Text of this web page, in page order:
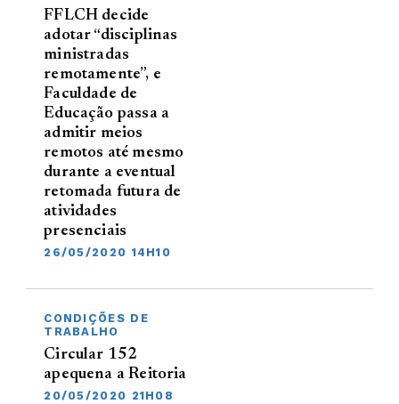
FFLCH decide
adotar “disciplinas
ministradas
remotamente”, e
Faculdade de
Educação passa a
admitir meios
remotos até mesmo
durante a eventual
retomada futura de
atividades
presenciais
26/05/2020 14H10
CONDIÇÕES DE
TRABALHO
Circular 152
apequena a Reitoria
20/05/2020 21H08